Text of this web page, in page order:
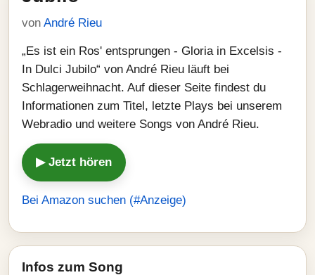
von André Rieu
„Es ist ein Ros' entsprungen - Gloria in Excelsis -
In Dulci Jubilo“ von André Rieu läuft bei
Schlagerweihnacht. Auf dieser Seite findest du
Informationen zum Titel, letzte Plays bei unserem
Webradio und weitere Songs von André Rieu.
▶ Jetzt hören
Bei Amazon suchen (#Anzeige)
Infos zum Song